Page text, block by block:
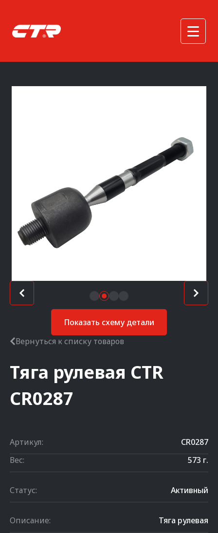
Показать схему детали
Вернуться к списку товаров
Тяга рулевая CTR
CR0287
Артикул:
CR0287
Вес:
573 г.
Статус: Активный
Описание: Тяга рулевая